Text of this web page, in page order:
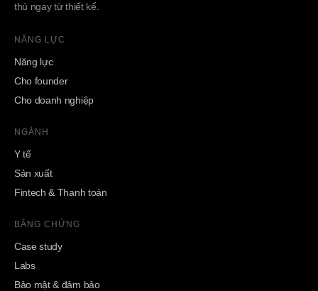
thủ ngay từ thiết kế.
NĂNG LỰC
Năng lực
Cho founder
Cho doanh nghiệp
NGÀNH
Y tế
Sản xuất
Fintech & Thanh toán
BẰNG CHỨNG
Case study
Labs
Bảo mật & đảm bảo